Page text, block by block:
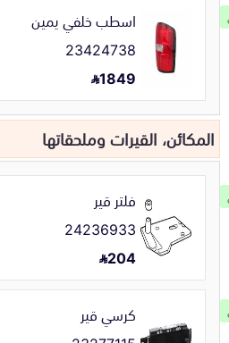
اسطب خلفي يمين
23424738
1849
المكائن، القيرات وملحقاتها
فلتر قير
24236933
204
كرسي قير